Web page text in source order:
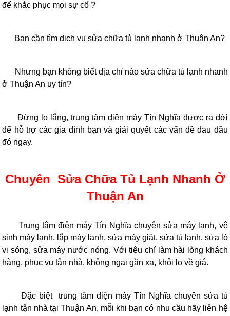
để khắc phục mọi sự cố ?
Bạn cần tìm dịch vụ sửa chữa tủ lạnh nhanh ở Thuận An?
Nhưng bạn không biết địa chỉ nào sửa chữa tủ lạnh nhanh
ở Thuận An uy tín?
Đừng lo lắng, trung tâm điện máy Tín Nghĩa được ra đời
để hỗ trợ các gia đình bạn và giải quyết các vấn đề đau đầu
đó ngay.
Chuyên Sửa Chữa Tủ Lạnh Nhanh Ở
Thuận An
Trung tâm điện máy Tín Nghĩa chuyên sửa máy lạnh, vệ
sinh máy lạnh, lắp máy lạnh, sửa máy giặt, sửa tủ lạnh, sửa lò
vi sóng, sửa máy nước nóng. Với tiêu chí làm hài lòng khách
hàng, phục vụ tận nhà, không ngại gần xa, khỏi lo về giá.
Đặc biệt trung tâm điện máy Tín Nghĩa chuyên sửa tủ
lạnh tận nhà tại Thuận An, mỗi khi bạn có nhu cầu hãy liên hệ